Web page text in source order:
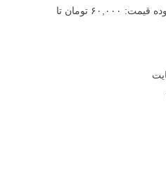
محدوده قیمت: ۶۰,۰۰۰ تومان تا